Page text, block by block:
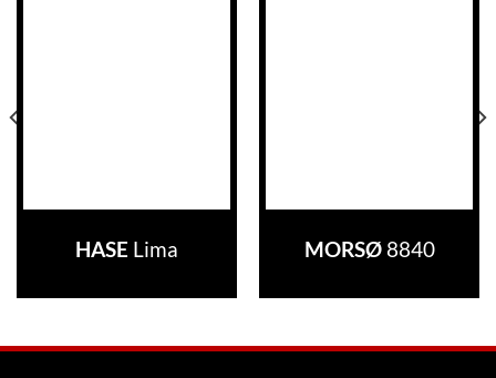
HASE Lima MORSØ8840